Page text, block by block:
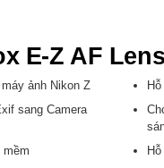
E-Z AF
ảnh Nikon Z
sang Camera
mềm